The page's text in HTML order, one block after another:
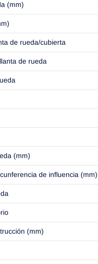
(mm)
de rueda/cubierta
de rueda
(mm)
de influencia (mm)
(mm)